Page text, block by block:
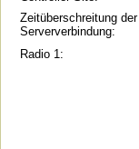
Zeitüberschreitung der
Serververbindung:
Radio 1: